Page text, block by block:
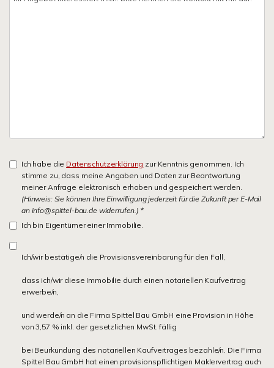
Ich habe die Datenschutzerklärung zur Kenntnis genommen. Ich
stimme zu, dass meine Angaben und Daten zur Beantwortung
meiner Anfrage elektronisch erhoben und gespeichert werden.
(Hinweis: Sie können Ihre Einwilligung jederzeit für die Zukunft per E-Mail
an info@spittel-bau.de widerrufen.) *
Ich bin Eigentümer einer Immobilie.
Ich/wir bestätige/n die Provisionsvereinbarung für den Fall,
dass ich/wir diese Immobilie durch einen notariellen Kaufvertrag
erwerbe/n,
und werde/n an die Firma Spittel Bau GmbH eine Provision in Höhe
von 3,57 % inkl. der gesetzlichen MwSt. fällig
bei Beurkundung des notariellen Kaufvertrages bezahle/n. Die Firma
Spittel Bau GmbH hat einen provisionspflichtigen Maklervertrag auch